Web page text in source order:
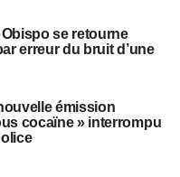
se retourne
erreur du bruit d’une
émission
cocaïne » interrompu